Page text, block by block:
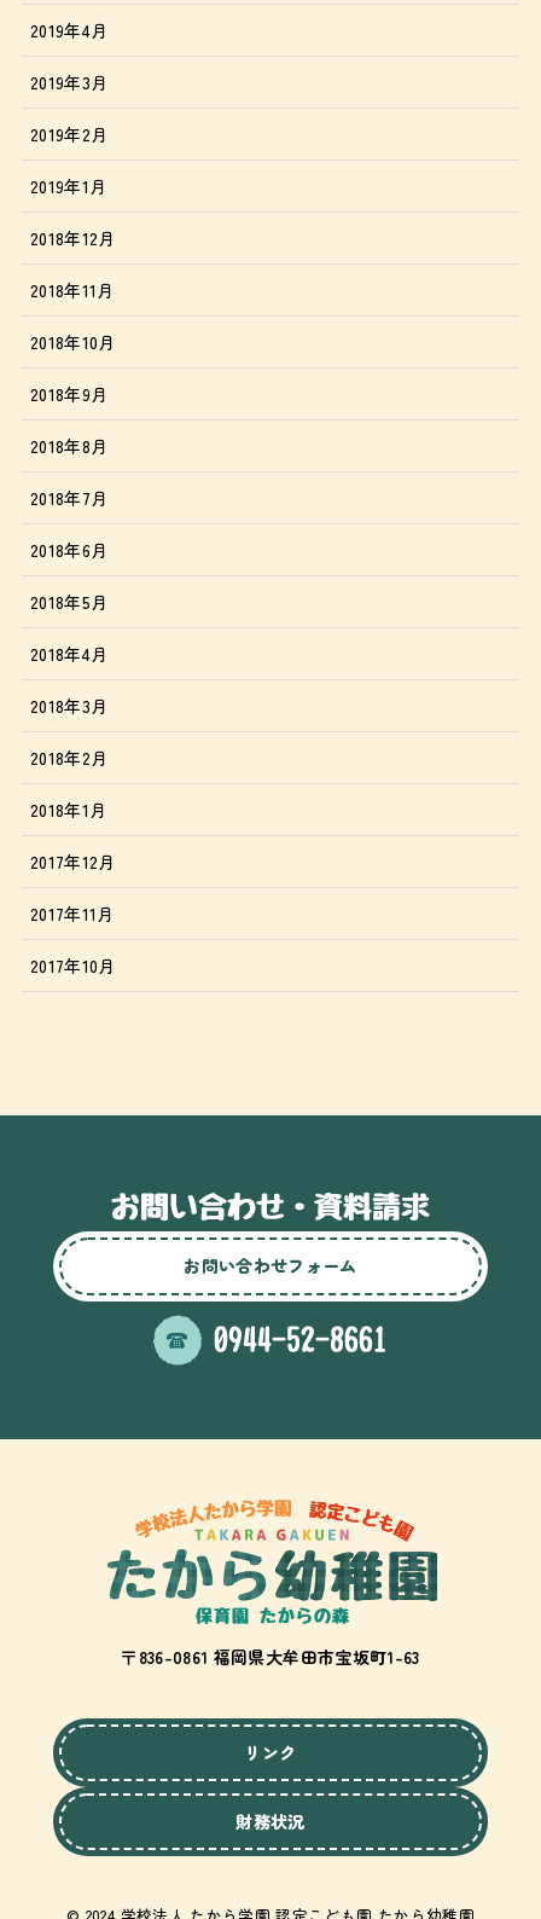
2019年4月
2019年3月
2019年2月
2019年1月
2018年12月
2018年11月
2018年10月
2018年9月
2018年8月
2018年7月
2018年6月
2018年5月
2018年4月
2018年3月
2018年2月
2018年1月
2017年12月
2017年11月
2017年10月
お問い合わせフォーム
〒836-0861 福岡県大牟田市宝坂町1-63
リンク
財務状況